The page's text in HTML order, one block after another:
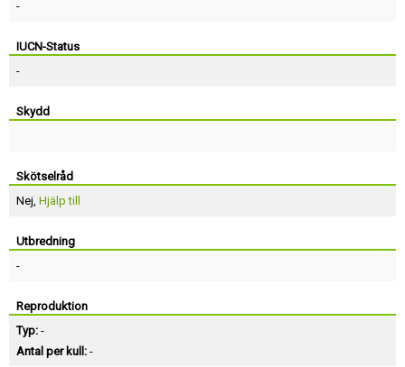
-
IUCN-Status
-
Skydd
Skötselråd
Nej, Hjälp till
Utbredning
-
Reproduktion
Typ: -
Antal per kull: -